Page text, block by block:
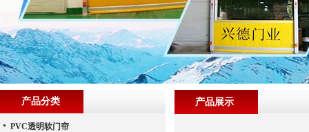
产品展示
产品分类
PVC透明软门帘